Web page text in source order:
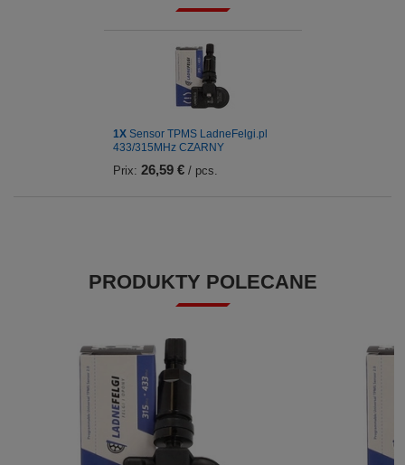
1X Sensor TPMS LadneFelgi.pl
433/315MHz CZARNY
Prix: 26,59 €/ pcs.
PRODUKTY POLECANE